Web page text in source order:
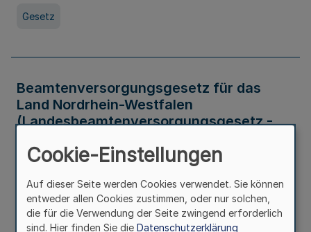
Gesetz
Beamtenversorgungsgesetz für das
Land Nordrhein-Westfalen
(Landesbeamtenversorgungsgesetz -
Gesetz
Cookie-Einstellungen
Auf dieser Seite werden Cookies verwendet. Sie können
entweder allen Cookies zustimmen, oder nur solchen,
die für die Verwendung der Seite zwingend erforderlich
sind. Hier finden Sie die Datenschutzerklärung